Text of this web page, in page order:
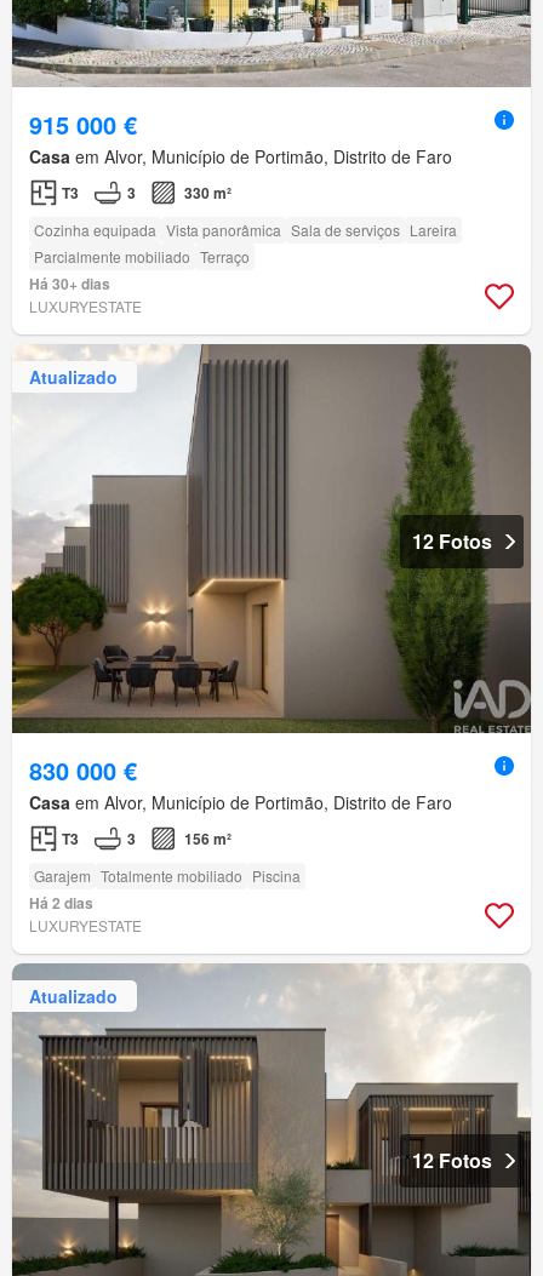
915 000 €
Casa em Alvor, Município de Portimão, Distrito de Faro
T3 3 330 m²
Cozinha equipada Vista panorâmica Sala de serviços Lareira
Parcialmente mobiliado Terraço
Há 30+ dias
LUXURYESTATE
Atualizado
12 Fotos
830 000 €
Casa em Alvor, Município de Portimão, Distrito de Faro
T3 3 156 m²
Garajem Totalmente mobiliado Piscina
Há 2 dias
LUXURYESTATE
Atualizado
12 Fotos